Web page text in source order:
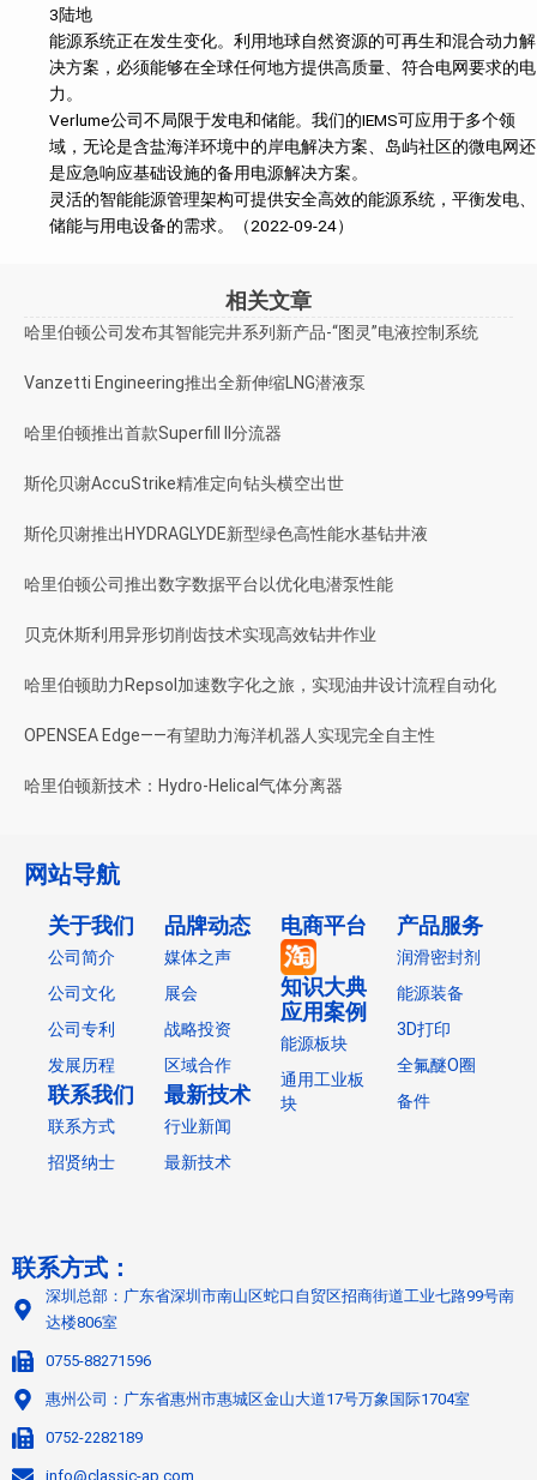
3陆地
能源系统正在发生变化。利用地球自然资源的可再生和混合动力解
决方案，必须能够在全球任何地方提供高质量、符合电网要求的电
力。
Verlume公司不局限于发电和储能。我们的IEMS可应用于多个领
域，无论是含盐海洋环境中的岸电解决方案、岛屿社区的微电网还
是应急响应基础设施的备用电源解决方案。
灵活的智能能源管理架构可提供安全高效的能源系统，平衡发电、
储能与用电设备的需求。（2022-09-24）
相关文章
哈里伯顿公司发布其智能完井系列新产品-“图灵”电液控制系统
Vanzetti Engineering推出全新伸缩LNG潜液泵
哈里伯顿推出首款Superfill II分流器
斯伦贝谢AccuStrike精准定向钻头横空出世
斯伦贝谢推出HYDRAGLYDE新型绿色高性能水基钻井液
哈里伯顿公司推出数字数据平台以优化电潜泵性能
贝克休斯利用异形切削齿技术实现高效钻井作业
哈里伯顿助力Repsol加速数字化之旅，实现油井设计流程自动化
OPENSEA Edge——有望助力海洋机器人实现完全自主性
哈里伯顿新技术：Hydro-Helical气体分离器
网站导航
关于我们
公司简介
公司文化
公司专利
发展历程
联系我们
联系方式
招贤纳士
品牌动态
媒体之声
展会
战略投资
区域合作
最新技术
行业新闻
最新技术
电商平台
知识大典
应用案例
能源板块
通用工业板
块
产品服务
润滑密封剂
能源装备
3D打印
全氟醚O圈
备件
联系方式：
深圳总部：广东省深圳市南山区蛇口自贸区招商街道工业七路99号南
达楼806室
0755-88271596
惠州公司：广东省惠州市惠城区金山大道17号万象国际1704室
0752-2282189
info@classic-ap.com